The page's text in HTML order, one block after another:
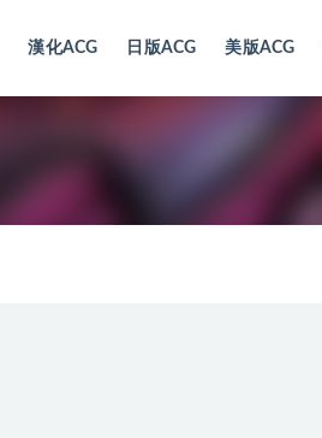
漢化ACG 日版ACG 美版ACG